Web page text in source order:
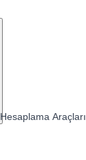
Hesaplama Araçları